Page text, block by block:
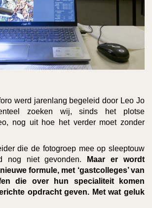
werd jarenlang begeleid door Leo Jo
zoeken wij, sinds het plotse
nog uit hoe het verder moet zonder
die de fotogroep mee op sleeptouw
nog niet gevonden.
Maar er wordt
formule, met ‘gastcolleges’ van
die over hun specialiteit komen
opdracht geven. Met wat geluk